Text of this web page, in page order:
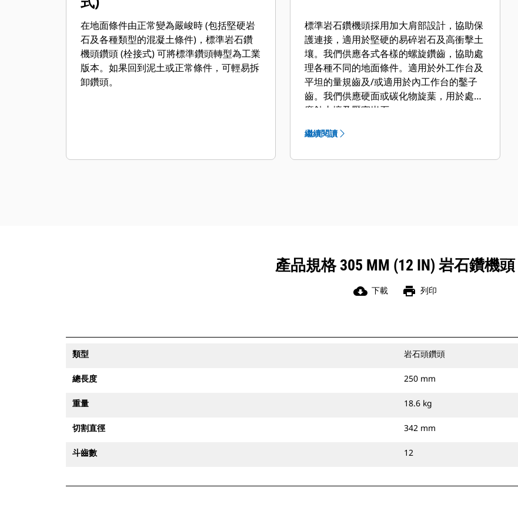
在地面條件由正常變為嚴峻時 (包括堅硬岩
石及各種類型的混凝土條件)，標準岩石鑽
機頭鑽頭 (栓接式) 可將標準鑽頭轉型為工業
版本。如果回到泥土或正常條件，可輕易拆
卸鑽頭。
標準岩石鑽機頭採用加大肩部設計，協助保
護連接，適用於堅硬的易碎岩石及高衝擊土
壤。我們供應各式各樣的螺旋鑽齒，協助處
理各種不同的地面條件。適用於外工作台及
平坦的量規齒及/或適用於內工作台的鑿子
齒。我們供應硬面或碳化物旋葉，用於處理
磨蝕土壤及壓實岩石。
繼續閱讀
產品規格 305 MM (12 IN) 岩石鑽機頭
cloud_download 下載 print 列印
類型 岩石頭鑽頭
總長度 250 mm
重量 18.6 kg
切割直徑 342 mm
斗齒數 12